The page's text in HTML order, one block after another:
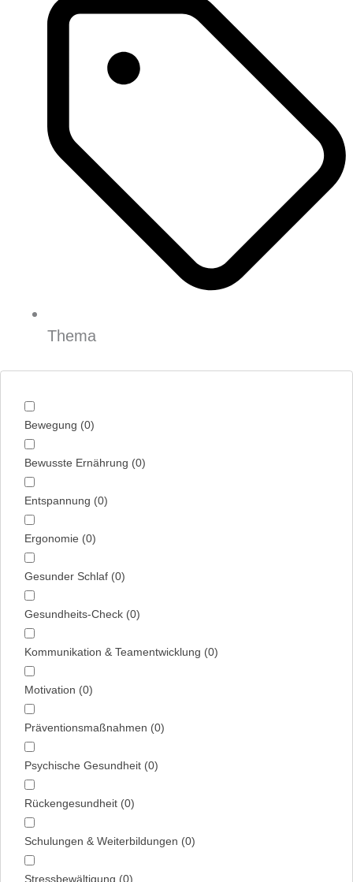
Thema
Bewegung (0)
Bewusste Ernährung (0)
Entspannung (0)
Ergonomie (0)
Gesunder Schlaf (0)
Gesundheits-Check (0)
Kommunikation & Team­entwicklung (0)
Motivation (0)
Präventions­maßnahmen (0)
Psychische Gesundheit (0)
Rückengesundheit (0)
Schulungen & Weiterbildungen (0)
Stress­bewältigung (0)